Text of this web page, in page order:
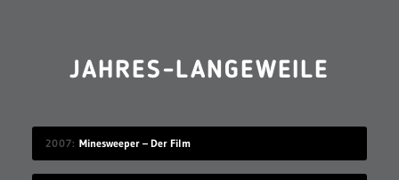
JAHRES-LANGEWEILE
2007 Minesweeper – Der Film